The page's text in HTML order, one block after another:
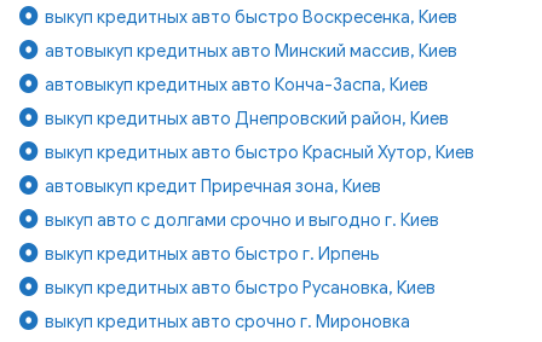
выкуп кредитных авто быстро Воскресенка, Киев
автовыкуп кредитных авто Минский массив, Киев
автовыкуп кредитных авто Конча-Заспа, Киев
выкуп кредитных авто Днепровский район, Киев
выкуп кредитных авто быстро Красный Хутор, Киев
автовыкуп кредит Приречная зона, Киев
выкуп авто с долгами срочно и выгодно г. Киев
выкуп кредитных авто быстро г. Ирпень
выкуп кредитных авто быстро Русановка, Киев
выкуп кредитных авто срочно г. Мироновка